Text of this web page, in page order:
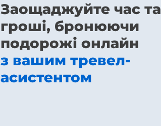
Заощаджуйте час та
гроші, бронюючи
подорожі онлайн
з вашим тревел-
асистентом